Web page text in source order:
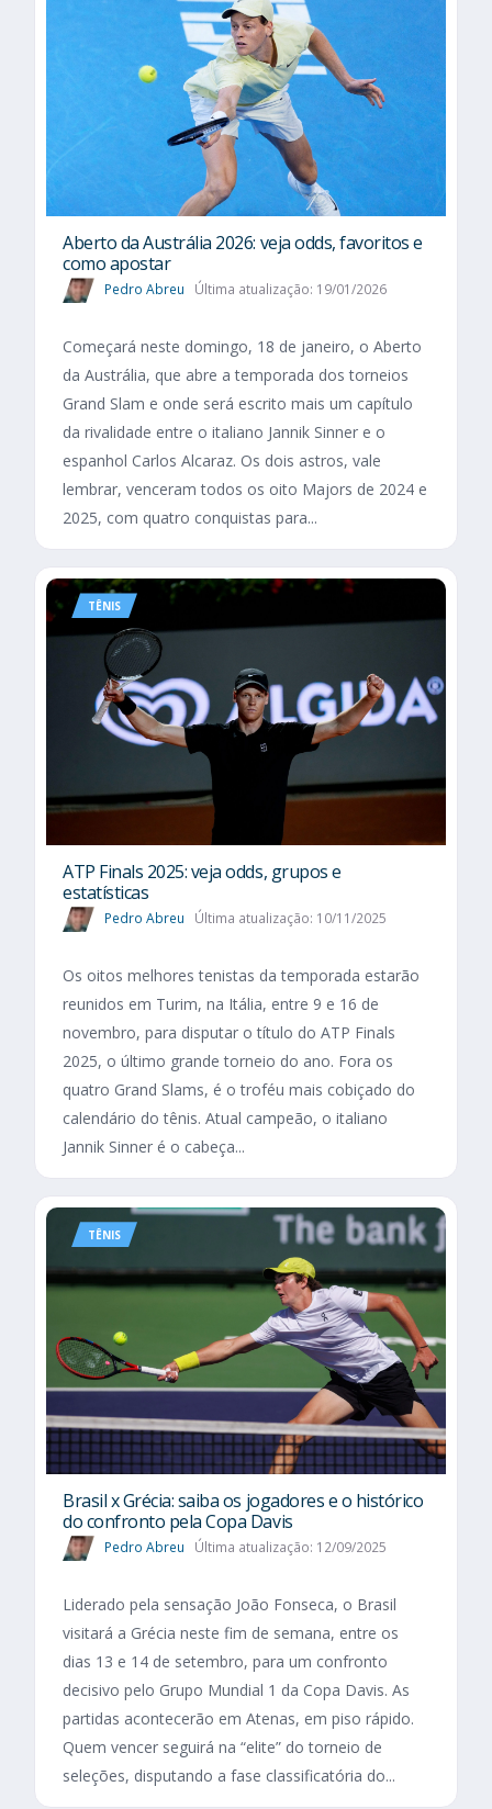
Aberto da Austrália 2026: veja odds, favoritos e
como apostar
Pedro Abreu Última atualização: 19/01/2026
Começará neste domingo, 18 de janeiro, o Aberto
da Austrália, que abre a temporada dos torneios
Grand Slam e onde será escrito mais um capítulo
da rivalidade entre o italiano Jannik Sinner e o
espanhol Carlos Alcaraz. Os dois astros, vale
lembrar, venceram todos os oito Majors de 2024 e
2025, com quatro conquistas para...
TÊNIS
ATP Finals 2025: veja odds, grupos e
estatísticas
Pedro Abreu Última atualização: 10/11/2025
Os oitos melhores tenistas da temporada estarão
reunidos em Turim, na Itália, entre 9 e 16 de
novembro, para disputar o título do ATP Finals
2025, o último grande torneio do ano. Fora os
quatro Grand Slams, é o troféu mais cobiçado do
calendário do tênis. Atual campeão, o italiano
Jannik Sinner é o cabeça...
TÊNIS
Brasil x Grécia: saiba os jogadores e o histórico
do confronto pela Copa Davis
Pedro Abreu Última atualização: 12/09/2025
Liderado pela sensação João Fonseca, o Brasil
visitará a Grécia neste fim de semana, entre os
dias 13 e 14 de setembro, para um confronto
decisivo pelo Grupo Mundial 1 da Copa Davis. As
partidas acontecerão em Atenas, em piso rápido.
Quem vencer seguirá na “elite” do torneio de
seleções, disputando a fase classificatória do...